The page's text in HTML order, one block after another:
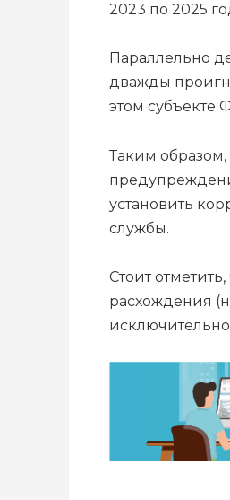
2023 по 2025
Параллельно
дважды
этом субъекте
Таким
установить
службы.
Стоит
расхождения